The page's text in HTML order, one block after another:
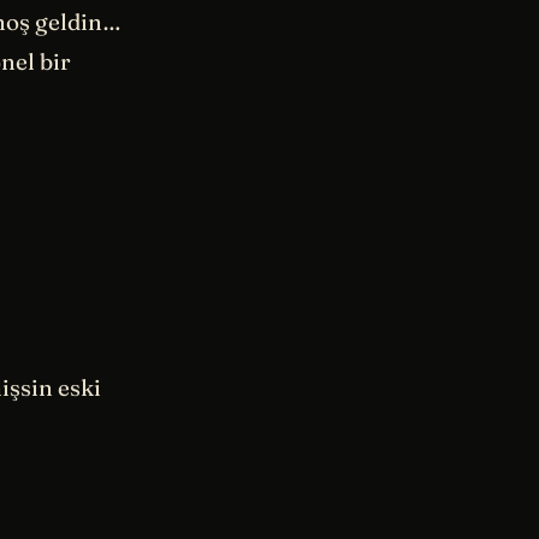
geldin…
bir
eski